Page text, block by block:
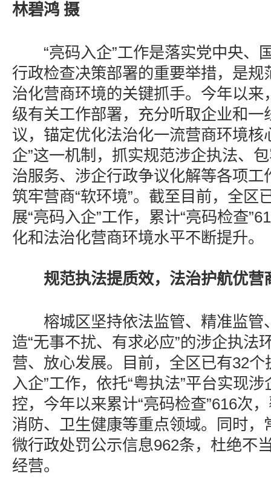
林碧鸿 摄
“亮码入企”工作是落实党中央、
行政检查决策部署的重要举措，是规
治化营商环境的关键抓手。今年以来
级有关工作部署，充分听取企业和一
议，锚定优化法治化一流营商环境核
企”这一机制，抓实规范涉企执法、
治服务、涉企行政争议化解等各项工
筑牢营商“软环境”。截至目前，全区
展“亮码入企”工作，累计“亮码检查
化和法治化营商环境水平不断提升。
规范执法提质效，法治护航优营
榕城区坚持依法监管、精准监管
造“无事不扰、有求必应”的涉企执法
营、放心发展。目前，全区已有32个
入企”工作，依托“粤执法”平台实现
控，今年以来累计“亮码检查”616次
消防、卫生健康等重点领域。同时，
微行政处罚公示信息962条，杜绝不
经营。